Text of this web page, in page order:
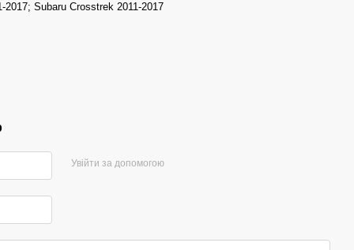
2017; Subaru Crosstrek 2011-2017
Увійти за допомогою